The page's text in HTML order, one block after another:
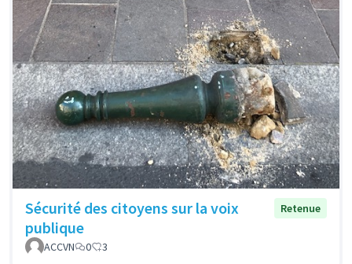
Sécurité des citoyens sur la voix
publique
Retenue
ACCVN 0 3